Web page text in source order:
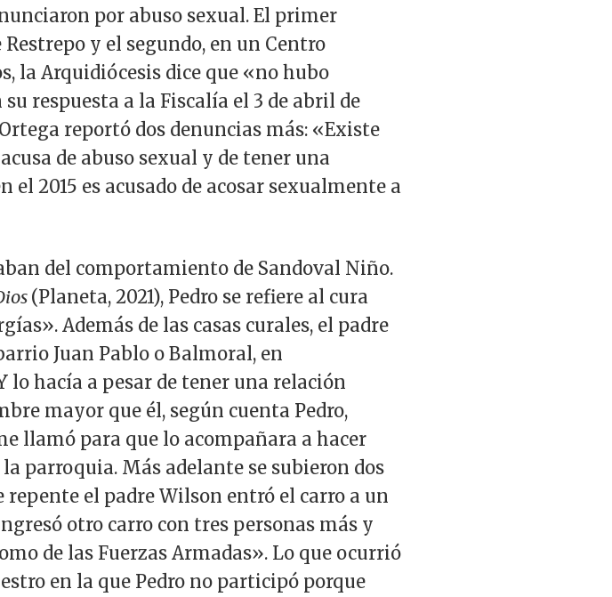
por abuso sexual. El primer
y el segundo, en un Centro
la Arquidiócesis dice que «no hubo
respuesta a la Fiscalía el 3 de abril de
reportó dos denuncias más: «Existe
de abuso sexual y de tener una
el 2015 es acusado de acosar sexualmente a
del comportamiento de Sandoval Niño.
(Planeta, 2021), Pedro se refiere al cura
Además de las casas curales, el padre
Juan Pablo o Balmoral, en
lo hacía a pesar de tener una relación
mayor que él, según cuenta Pedro,
llamó para que lo acompañara a hacer
parroquia. Más adelante se subieron dos
repente el padre Wilson entró el carro a un
otro carro con tres personas más y
de las Fuerzas Armadas». Lo que ocurrió
en la que Pedro no participó porque